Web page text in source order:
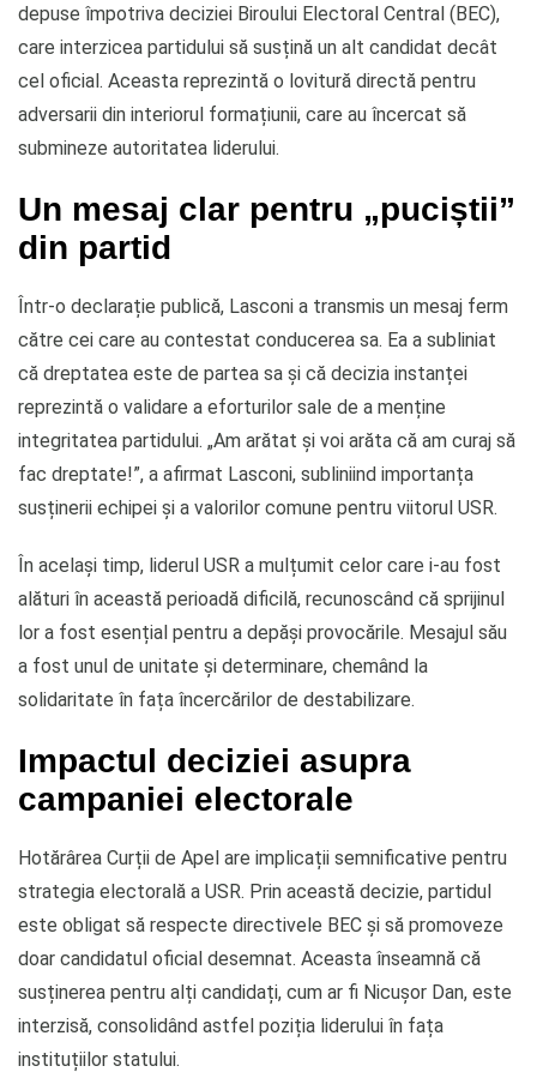
depuse împotriva deciziei Biroului Electoral Central (BEC),
care interzicea partidului să susțină un alt candidat decât
cel oficial. Aceasta reprezintă o lovitură directă pentru
adversarii din interiorul formațiunii, care au încercat să
submineze autoritatea liderului.
Un mesaj clar pentru „puciștii”
din partid
Într-o declarație publică, Lasconi a transmis un mesaj ferm
către cei care au contestat conducerea sa. Ea a subliniat
că dreptatea este de partea sa și că decizia instanței
reprezintă o validare a eforturilor sale de a menține
integritatea partidului. „Am arătat și voi arăta că am curaj să
fac dreptate!”, a afirmat Lasconi, subliniind importanța
susținerii echipei și a valorilor comune pentru viitorul USR.
În același timp, liderul USR a mulțumit celor care i-au fost
alături în această perioadă dificilă, recunoscând că sprijinul
lor a fost esențial pentru a depăși provocările. Mesajul său
a fost unul de unitate și determinare, chemând la
solidaritate în fața încercărilor de destabilizare.
Impactul deciziei asupra
campaniei electorale
Hotărârea Curții de Apel are implicații semnificative pentru
strategia electorală a USR. Prin această decizie, partidul
este obligat să respecte directivele BEC și să promoveze
doar candidatul oficial desemnat. Aceasta înseamnă că
susținerea pentru alți candidați, cum ar fi Nicușor Dan, este
interzisă, consolidând astfel poziția liderului în fața
instituțiilor statului.